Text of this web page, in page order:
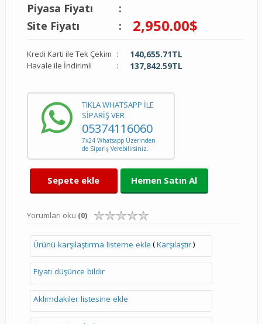
Piyasa Fiyatı
:
Site Fiyatı
: 2,950.00$
Kredi Kartı ile Tek Çekim : 140,655.71TL
Havale ile İndirimli : 137,842.59TL
TIKLA WHATSAPP İLE
SİPARİŞ VER
05374116060
7x24 Whatsapp Üzerinden
de Sipariş Verebilirsiniz.
Sepete ekle Hemen Satın Al
Yorumları oku (0)
Ürünü karşılaştırma listeme ekle (Karşılaştır)
Fiyatı düşünce bildir
Aklımdakiler listesine ekle